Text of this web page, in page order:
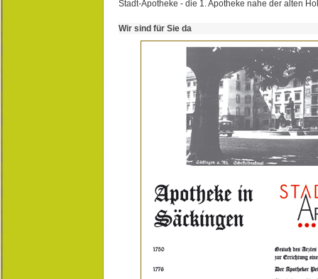
Stadt-Apotheke - die 1. Apotheke nahe der alten
Wir sind für Sie da